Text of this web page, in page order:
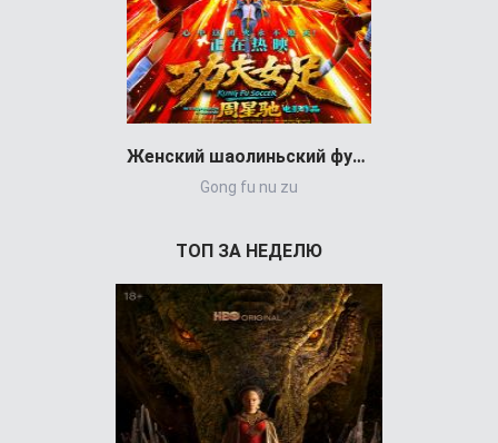
Женский шаолиньский футбол (фильм 2026)
Gong fu nu zu
ТОП ЗА НЕДЕЛЮ